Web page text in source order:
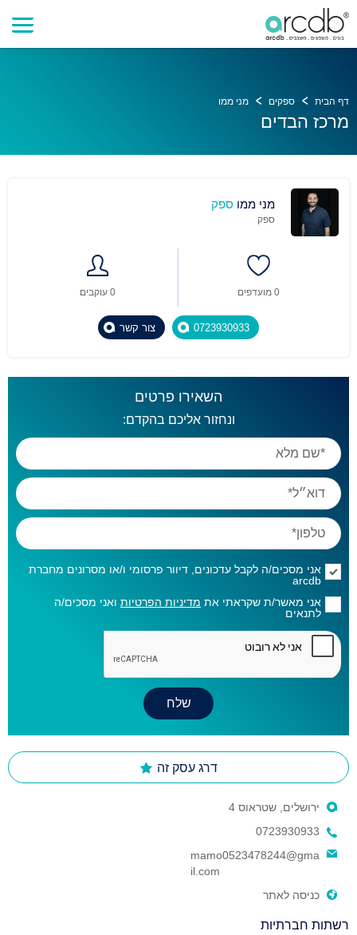
דף הבית ספקים מני ממו
מרכז הבדים
מני ממו ספק
ספק
0 עוקבים 0 מועדפים
צור קשר 0723930933
השאירו פרטים
ונחזור אליכם בהקדם:
אני מסכים/ה לקבל עדכונים, דיוור פרסומי ו/או מסרונים מחברת
arcdb
אני מאשר/ת שקראתי את מדיניות הפרטיות ואני מסכים/ה
לתנאים
דרג עסק זה
ירושלים, שטראוס 4
0723930933
mamo0523478244@gma
il.com
כניסה לאתר
רשתות חברתיות